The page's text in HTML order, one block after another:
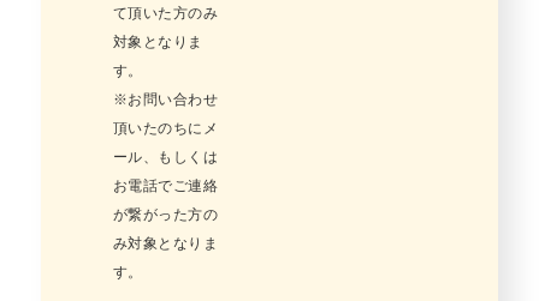
て頂いた方のみ
対象となりま
す。
※お問い合わせ
頂いたのちにメ
ール、もしくは
お電話でご連絡
が繋がった方の
み対象となりま
す。